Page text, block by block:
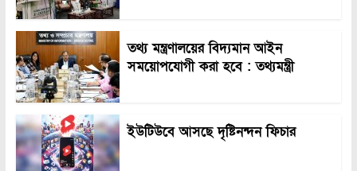
তথ্য মন্ত্রণালয়ের বিদ্যমান আইন
সময়োপযোগী করা হবে : তথ্যমন্ত্রী
ইউটিউবে আসছে দৃষ্টিনন্দন ফিচার